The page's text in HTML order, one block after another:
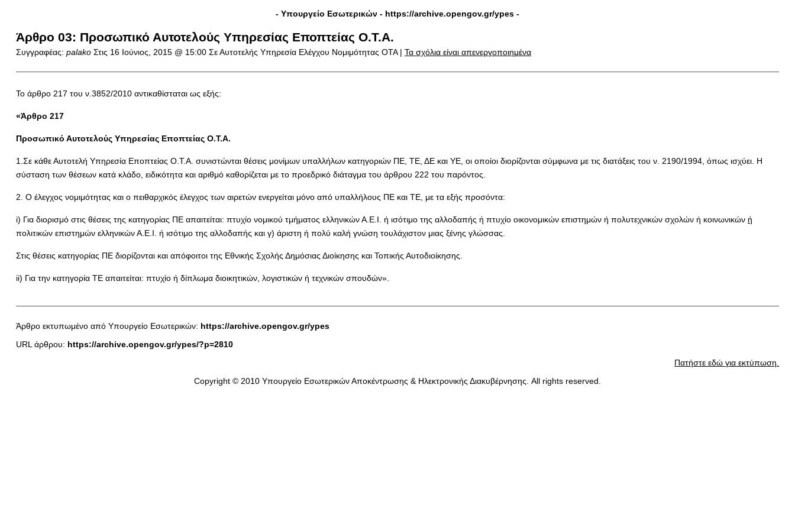
- Υπουργείο Εσωτερικών - https://archive.opengov.gr/ypes -
Άρθρο 03: Προσωπικό Αυτοτελούς Υπηρεσίας Εποπτείας Ο.Τ.Α.
Συγγραφέας: palakoΣτις 16 Ιούνιος, 2015 @ 15:00 Σε Αυτοτελής Υπηρεσία Ελέγχου Νομιμότητας ΟΤΑ | Τα σχόλια είναι απενεργοποιημένα
Το άρθρο 217 του ν.3852/2010 αντικαθίσταται ως εξής:
«Άρθρο 217
Προσωπικό Αυτοτελούς Υπηρεσίας Εποπτείας Ο.Τ.Α.
1.Σε κάθε Αυτοτελή Υπηρεσία Εποπτείας Ο.Τ.Α. συνιστώνται θέσεις μονίμων υπαλλήλων κατηγοριών ΠΕ, ΤΕ, ΔΕ και ΥΕ, οι οποίοι διορίζονται σύμφωνα με τις διατάξεις του ν. 2190/1994, όπως ισχύει. Η
σύσταση των θέσεων κατά κλάδο, ειδικότητα και αριθμό καθορίζεται με το προεδρικό διάταγμα του άρθρου 222 του παρόντος.
2. Ο έλεγχος νομιμότητας και ο πειθαρχικός έλεγχος των αιρετών ενεργείται μόνο από υπαλλήλους ΠΕ και ΤΕ, με τα εξής προσόντα:
i) Για διορισμό στις θέσεις της κατηγορίας ΠΕ απαιτείται: πτυχίο νομικού τμήματος ελληνικών Α.Ε.Ι. ή ισότιμο της αλλοδαπής ή πτυχίο οικονομικών επιστημών ή πολυτεχνικών σχολών ή κοινωνικών ή
πολιτικών επιστημών ελληνικών Α.Ε.Ι. ή ισότιμο της αλλοδαπής και γ) άριστη ή πολύ καλή γνώση τουλάχιστον μιας ξένης γλώσσας.
Στις θέσεις κατηγορίας ΠΕ διορίζονται και απόφοιτοι της Εθνικής Σχολής Δημόσιας Διοίκησης και Τοπικής Αυτοδιοίκησης.
ii) Για την κατηγορία ΤΕ απαιτείται: πτυχίο ή δίπλωμα διοικητικών, λογιστικών ή τεχνικών σπουδών».
Άρθρο εκτυπωμένο από Υπουργείο Εσωτερικών: https://archive.opengov.gr/ypes
URL άρθρου: https://archive.opengov.gr/ypes/?p=2810
Πατήστε εδώ για εκτύπωση.
Copyright © 2010 Υπουργείο Εσωτερικών Αποκέντρωσης & Ηλεκτρονικής Διακυβέρνησης. All rights reserved.